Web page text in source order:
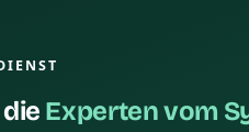
Experten vom